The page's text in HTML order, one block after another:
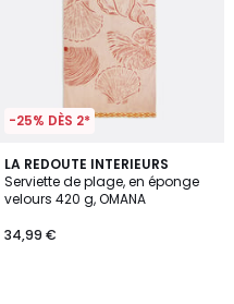
-25% DÈS 2*
LA REDOUTE INTERIEURS
Serviette de plage, en éponge
velours 420 g, OMANA
34,99 €
4
/
5